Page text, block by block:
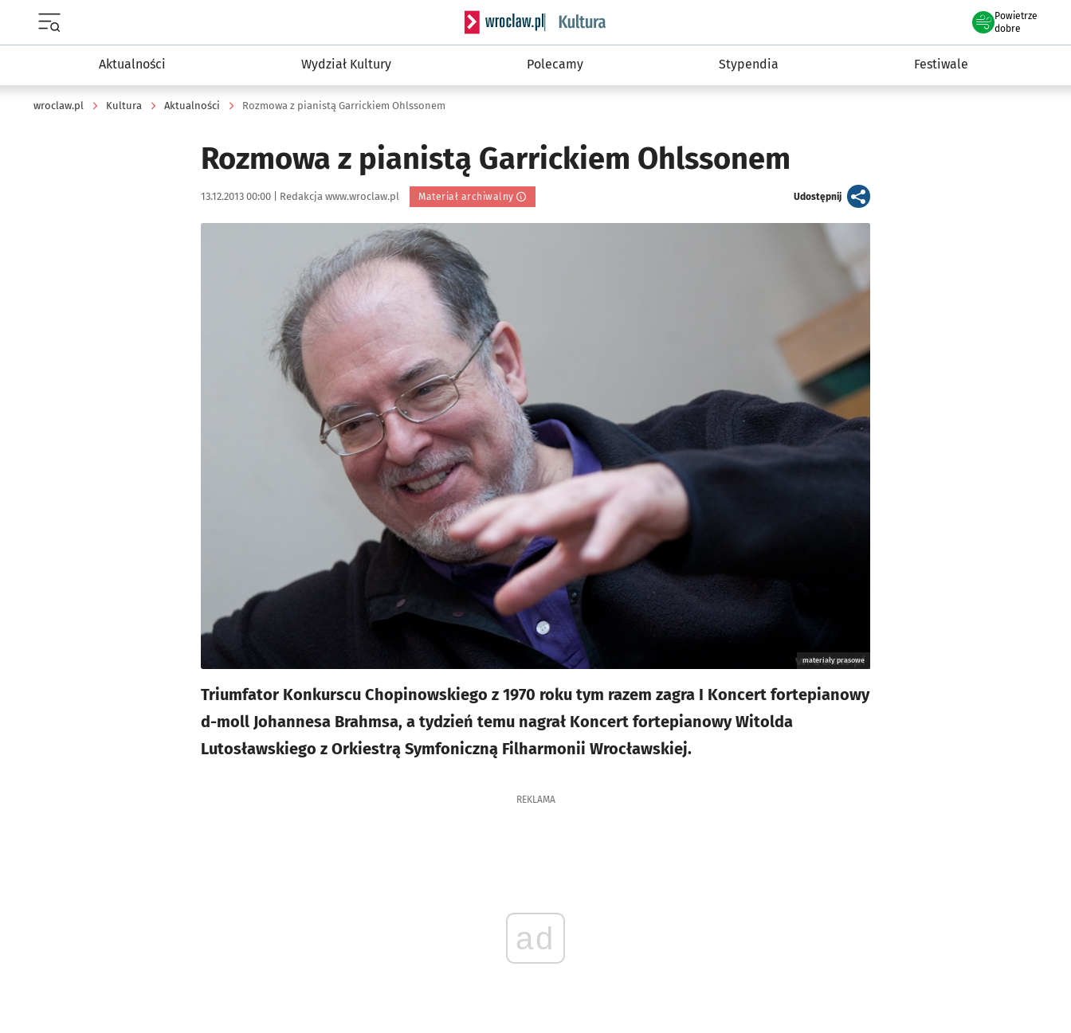
Serwis informacyjny wroclaw.pl podserwis: Kultura
Powietrze
we Wrocławiu
dobre
Aktualności Wydział Kultury Polecamy Stypendia Festiwale
wroclaw.pl Kultura Aktualności Rozmowa z pianistą Garrickiem Ohlssonem
Rozmowa z pianistą Garrickiem Ohlssonem
Data publikacji:
13.12.2013 00:00 | Autor:
Redakcja www.wroclaw.pl Materiał archiwalny Udostępnijartykuł
materiały prasowe
Triumfator Konkurscu Chopinowskiego z 1970 roku tym razem zagra I Koncert fortepianowy
d-moll Johannesa Brahmsa, a tydzień temu nagrał Koncert fortepianowy Witolda
Lutosławskiego z Orkiestrą Symfoniczną Filharmonii Wrocławskiej.
REKLAMA
ad